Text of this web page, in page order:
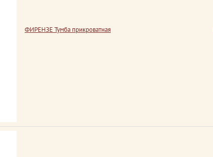
ФИРЕНЗЕ Тумба прикроватная